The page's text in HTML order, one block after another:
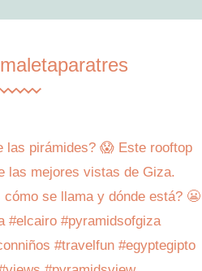
maletaparatres